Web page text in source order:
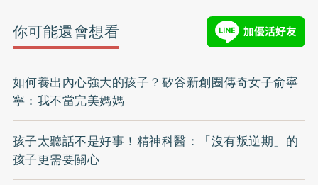
你可能還會想看
如何養出內心強大的孩子？矽谷新創圈傳奇女子俞寧
寧：我不當完美媽媽
孩子太聽話不是好事！精神科醫：「沒有叛逆期」的
孩子更需要關心